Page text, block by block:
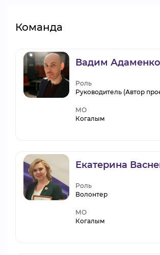
Команда
Вадим Адаменко
Роль
Руководитель (Автор
МО
Когалым
Екатерина
Роль
Волонтер
МО
Когалым